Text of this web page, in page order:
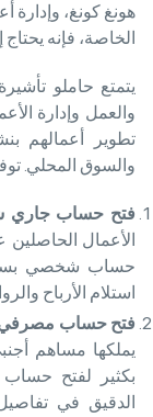
هونغ كونغ، وإدارة
الخاصة، فإنه
يتمتع حاملو
والعمل وإدارة
تطوير أعمالهم
والسوق المحلي. توفر
فتح حساب جاري
الأعمال
حساب شخصي
استلام الأرباح
فتح حساب مصرفي
يملكها مساهم
بكثير لفتح
الدقيق في